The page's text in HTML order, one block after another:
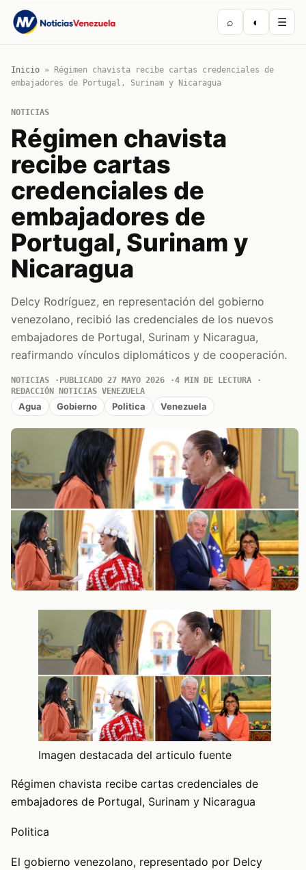
⌕ ◐ ☰
Inicio »
Régimen chavista recibe cartas credenciales de
embajadores de Portugal, Surinam y Nicaragua
NOTICIAS
Régimen chavista
recibe cartas
credenciales de
embajadores de
Portugal, Surinam y
Nicaragua
Delcy Rodríguez, en representación del gobierno
venezolano, recibió las credenciales de los nuevos
embajadores de Portugal, Surinam y Nicaragua,
reafirmando vínculos diplomáticos y de cooperación.
NOTICIAS PUBLICADO 27 MAYO 2026
4 MIN DE LECTURA
REDACCIÓN NOTICIAS VENEZUELA
Agua Gobierno Politica Venezuela
Imagen destacada del articulo fuente
Régimen chavista recibe cartas credenciales de
embajadores de Portugal, Surinam y Nicaragua
Politica
El gobierno venezolano, representado por Delcy